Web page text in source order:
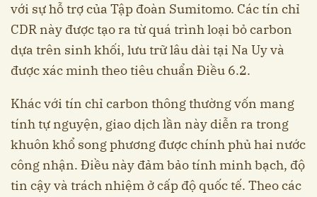
với sự hỗ trợ của Tập đoàn Sumitomo. Các tín chỉ
CDR này được tạo ra từ quá trình loại bỏ carbon
dựa trên sinh khối, lưu trữ lâu dài tại Na Uy và
được xác minh theo tiêu chuẩn Điều 6.2.
Khác với tín chỉ carbon thông thường vốn mang
tính tự nguyện, giao dịch lần này diễn ra trong
khuôn khổ song phương được chính phủ hai nước
công nhận. Điều này đảm bảo tính minh bạch, độ
tin cậy và trách nhiệm ở cấp độ quốc tế. Theo các